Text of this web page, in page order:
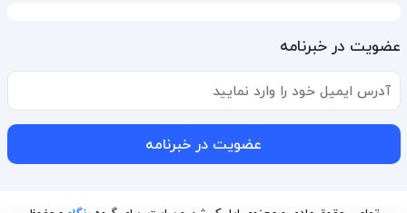
عضویت در خبرنامه
عضویت در خبرنامه